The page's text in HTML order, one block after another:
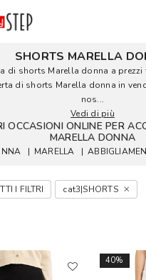
SHORTS MARELLA
di shorts Marella donna a
di shorts Marella donna in
nos...
Vedi di più
OCCASIONI ONLINE PER
MARELLA DONNA
| MARELLA |
I FILTRI cat3|SHORTS
40%